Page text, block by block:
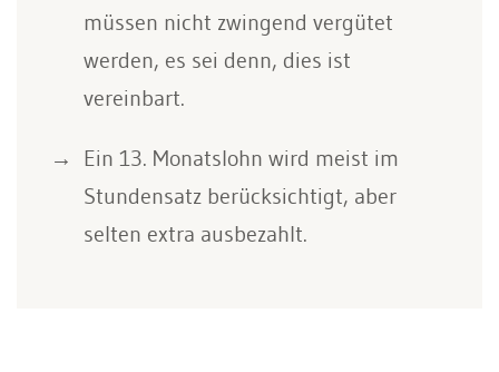
müssen nicht zwingend vergütet
werden, es sei denn, dies ist
vereinbart.
Ein 13. Monatslohn wird meist im
Stundensatz berücksichtigt, aber
selten extra ausbezahlt.